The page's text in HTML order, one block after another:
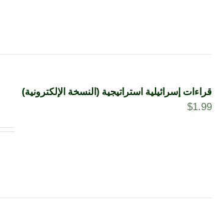
قراءات إسرائيلية استراتيجية (النسخة الإلكترونية)
$1.99